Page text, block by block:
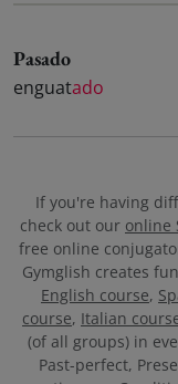
Pasado
enguatado
If you're having
check out our online
free online
Gymglish creates
English course,
course, Italian
(of all groups) in
Past-perfect,